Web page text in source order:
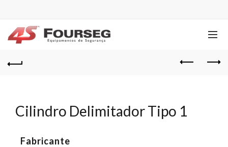
Cilindro Delimitador Tipo 1
Fabricante